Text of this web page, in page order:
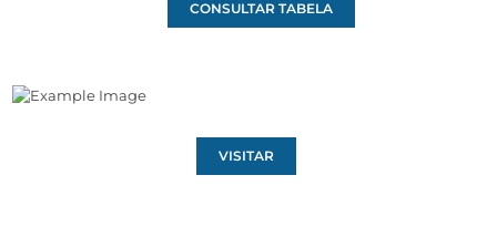
CONSULTAR TABELA
VISITAR